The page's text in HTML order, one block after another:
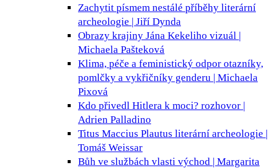
Zachytit písmem nestálé příběhy literární
archeologie | Jiří Dynda
Obrazy krajiny Jána Kekeliho vizuál |
Michaela Pašteková
Klima, péče a feministický odpor otazníky,
pomlčky a vykřičníky genderu | Michaela
Pixová
Kdo přivedl Hitlera k moci? rozhovor |
Adrien Palladino
Titus Maccius Plautus literární archeologie |
Tomáš Weissar
Bůh ve službách vlasti východ | Margarita